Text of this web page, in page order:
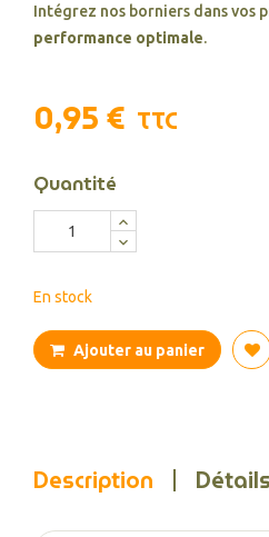
Intégrez nos borniers dans vos
performance optimale.
0,95 € TTC
Quantité
En stock
Ajouter au panier
Description